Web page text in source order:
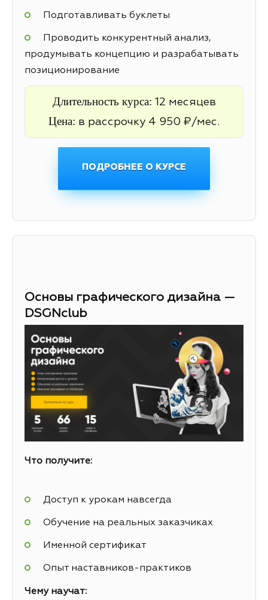
Подготавливать буклеты
Проводить конкурентный анализ,
продумывать концепцию и разрабатывать
позиционирование
Длительность курса: 12 месяцев
Цена: в рассрочку 4 950 ₽/мес.
ПОДРОБНЕЕ О КУРСЕ
Основы графического дизайна —
DSGNclub
Что получите:
Доступ к урокам навсегда
Обучение на реальных заказчиках
Именной сертификат
Опыт наставников-практиков
Чему научат: